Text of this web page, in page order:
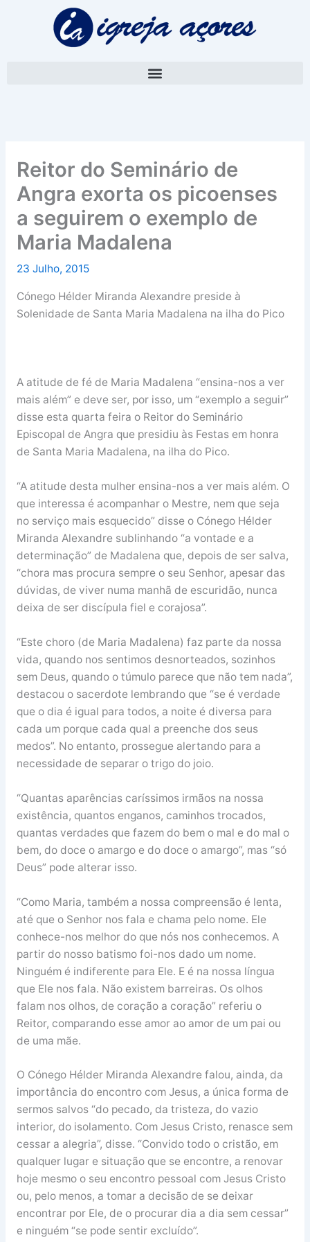
Reitor do Seminário de
Angra exorta os picoenses
a seguirem o exemplo de
Maria Madalena
23 Julho, 2015
Cónego Hélder Miranda Alexandre preside à
Solenidade de Santa Maria Madalena na ilha do Pico
A atitude de fé de Maria Madalena “ensina-nos a ver
mais além” e deve ser, por isso, um “exemplo a seguir”
disse esta quarta feira o Reitor do Seminário
Episcopal de Angra que presidiu às Festas em honra
de Santa Maria Madalena, na ilha do Pico.
“A atitude desta mulher ensina-nos a ver mais além. O
que interessa é acompanhar o Mestre, nem que seja
no serviço mais esquecido” disse o Cónego Hélder
Miranda Alexandre sublinhando “a vontade e a
determinação” de Madalena que, depois de ser salva,
“chora mas procura sempre o seu Senhor, apesar das
dúvidas, de viver numa manhã de escuridão, nunca
deixa de ser discípula fiel e corajosa”.
“Este choro (de Maria Madalena) faz parte da nossa
vida, quando nos sentimos desnorteados, sozinhos
sem Deus, quando o túmulo parece que não tem nada”,
destacou o sacerdote lembrando que “se é verdade
que o dia é igual para todos, a noite é diversa para
cada um porque cada qual a preenche dos seus
medos”. No entanto, prossegue alertando para a
necessidade de separar o trigo do joio.
“Quantas aparências caríssimos irmãos na nossa
existência, quantos enganos, caminhos trocados,
quantas verdades que fazem do bem o mal e do mal o
bem, do doce o amargo e do doce o amargo”, mas “só
Deus” pode alterar isso.
“Como Maria, também a nossa compreensão é lenta,
até que o Senhor nos fala e chama pelo nome. Ele
conhece-nos melhor do que nós nos conhecemos. A
partir do nosso batismo foi-nos dado um nome.
Ninguém é indiferente para Ele. E é na nossa língua
que Ele nos fala. Não existem barreiras. Os olhos
falam nos olhos, de coração a coração” referiu o
Reitor, comparando esse amor ao amor de um pai ou
de uma mãe.
O Cónego Hélder Miranda Alexandre falou, ainda, da
importância do encontro com Jesus, a única forma de
sermos salvos “do pecado, da tristeza, do vazio
interior, do isolamento. Com Jesus Cristo, renasce sem
cessar a alegria”, disse. “Convido todo o cristão, em
qualquer lugar e situação que se encontre, a renovar
hoje mesmo o seu encontro pessoal com Jesus Cristo
ou, pelo menos, a tomar a decisão de se deixar
encontrar por Ele, de o procurar dia a dia sem cessar”
e ninguém “se pode sentir excluído”.